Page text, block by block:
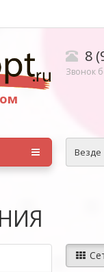
8
Звонок
Везде